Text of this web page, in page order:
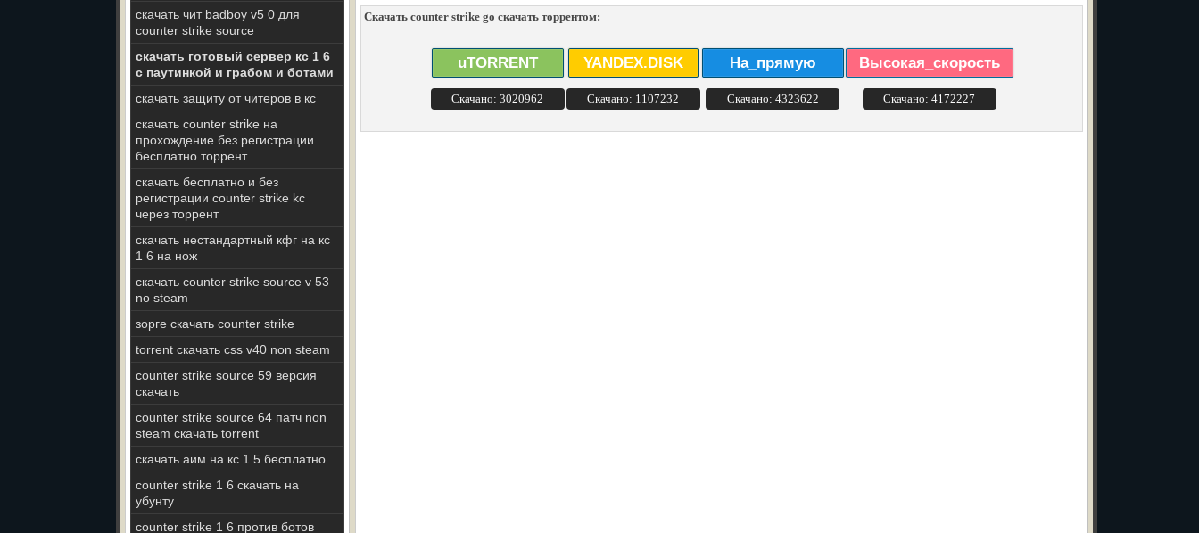
скачать чит badboy v5 0 для
counter strike source
скачать готовый сервер кс 1 6
с паутинкой и грабом и ботами
скачать защиту от читеров в кс
скачать counter strike на
прохождение без регистрации
бесплатно торрент
скачать бесплатно и без
регистрации counter strike kc
через торрент
скачать нестандартный кфг на кс
1 6 на нож
скачать counter strike source v 53
no steam
зорге скачать counter strike
torrent скачать css v40 non steam
counter strike source 59 версия
скачать
counter strike source 64 патч non
steam скачать torrent
скачать аим на кс 1 5 бесплатно
counter strike 1 6 скачать на
убунту
counter strike 1 6 против ботов
Скачать counter strike go скачать торрентом:
uTORRENT
Скачано: 3020962
YANDEX.DISK
Скачано: 1107232
На_прямую
Скачано: 4323622
Высокая_скорость
Скачано: 4172227